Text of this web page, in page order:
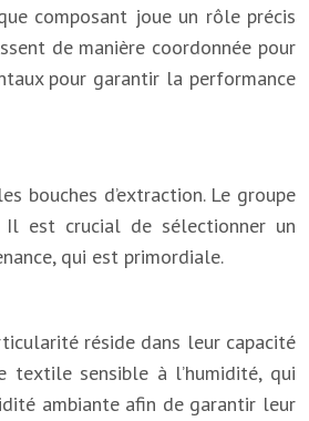
composant joue un rôle précis
de manière coordonnée pour
pour garantir la performance
bouches d’extraction. Le groupe
Il est crucial de sélectionner un
qui est primordiale.
réside dans leur capacité
textile sensible à l’humidité, qui
ambiante afin de garantir leur